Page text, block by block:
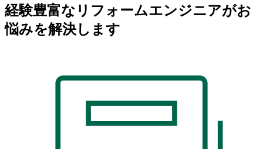
経験豊富なリフォームエンジニアがお
悩みを解決します